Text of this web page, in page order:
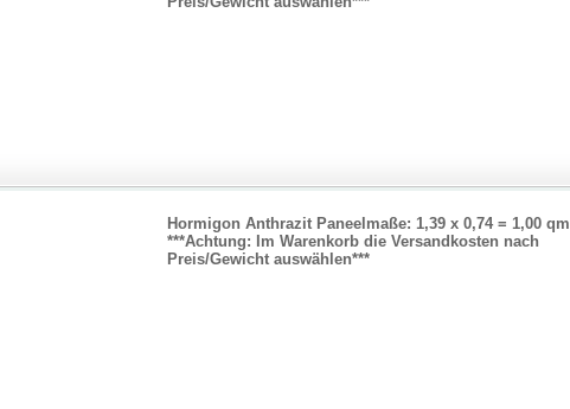
Hormigon Anthrazit Paneelmaße: 1,39 x 0,74 = 1,00 qm
***Achtung: Im Warenkorb die Versandkosten nach
Preis/Gewicht auswählen***